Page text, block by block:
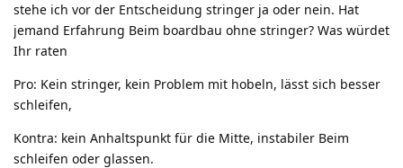
stehe ich vor der Entscheidung stringer ja oder nein. Hat
jemand Erfahrung Beim boardbau ohne stringer? Was würdet
Ihr raten
Pro: Kein stringer, kein Problem mit hobeln, lässt sich besser
schleifen,
Kontra: kein Anhaltspunkt für die Mitte, instabiler Beim
schleifen oder glassen.